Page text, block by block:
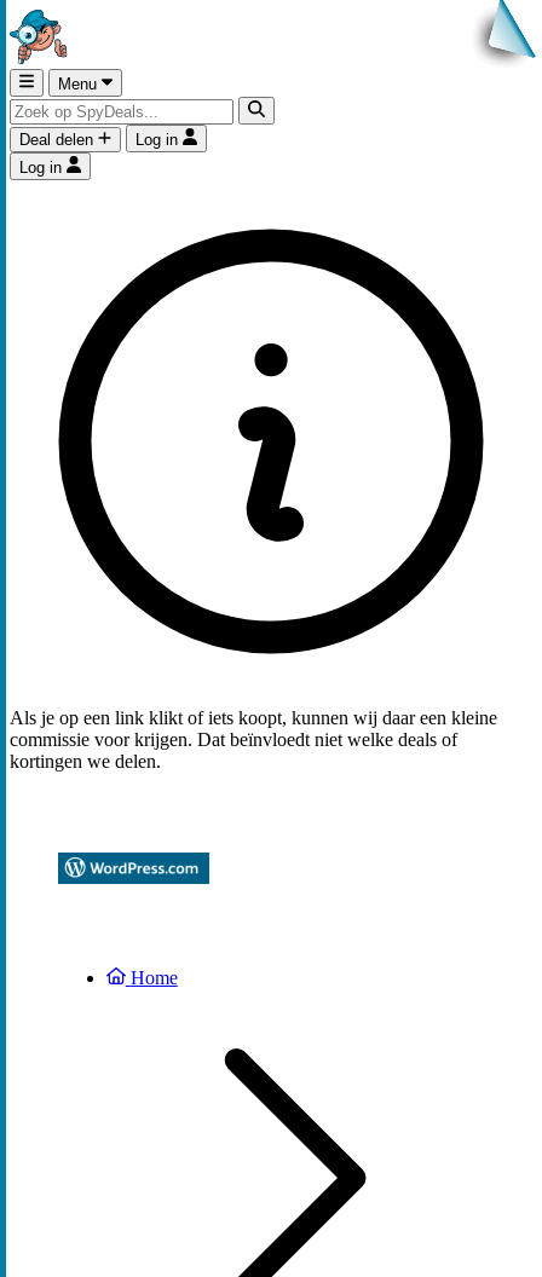
Menu
Deal delen
Log in
Log in
Als je op een link klikt of iets koopt, kunnen wij daar een kleine
commissie voor krijgen. Dat beïnvloedt niet welke deals of
kortingen we delen.
Home